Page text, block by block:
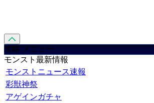
攻略 メニュー
モンスト最新情報
モンストニュース速報
彩獣神祭
アゲインガチャ